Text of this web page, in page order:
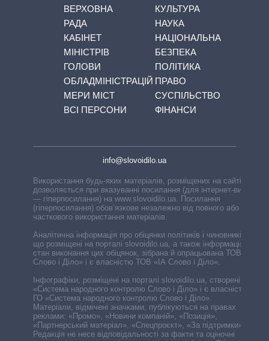
ВЕРХОВНА
РАДА
КАБІНЕТ
МІНІСТРІВ
ГОЛОВИ
ОБЛАДМІНІСТРАЦІЙ
МЕРИ МІСТ
ВСІ ПЕРСОНИ
КУЛЬТУРА
НАУКА
НАЦІОНАЛЬНА
БЕЗПЕКА
ПОЛІТИКА
ПРАВО
СУСПІЛЬСТВО
ФІНАНСИ
info@slovoidilo.ua
Використання будь-яких матеріалів, розміщених на сайті,
дозволяється при вказуванні посилання (для інтернет-видань
— гіперпосилання) на www.slovoidilo.ua. Посилання
(гіперпосилання) обов’язкове незалежно від повного або
часткового використання матеріалів.
Аналітична інформація про обіцянки політиків і чиновників,
що розміщені на порталі slovoidilo.ua, а також інформація про
стан виконання цих обіцянок, зібрана й опрацьована ТОВ «ІА
Слово і Діло» і є власністю ТОВ «ІА Слово і Діло».
Інфографіки, розміщені на порталі slovoidilo.ua, створені ГО
«Система народного контролю Слово і Діло» і є власністю
ГО «Система народного контролю Слово і Діло».
Матеріали, відмічені значками, публікуються на правах
реклами: «Промо», «Новини компаній», «Позиція»,
«Партнерський матеріал», «Спецпроєкт», «За підтримки».
Редакція не несе відповідальності за факти та оціночні